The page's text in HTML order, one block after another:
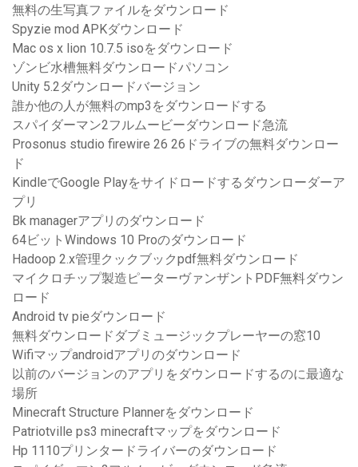
無料の生写真ファイルをダウンロード
Spyzie mod APKダウンロード
Mac os x lion 10.7.5 isoをダウンロード
ゾンビ水槽無料ダウンロードパソコン
Unity 5.2ダウンロードバージョン
誰か他の人が無料のmp3をダウンロードする
スパイダーマン2フルムービーダウンロード急流
Prosonus studio firewire 26 26ドライブの無料ダウンロー
ド
KindleでGoogle Playをサイドロードするダウンローダーア
プリ
Bk managerアプリのダウンロード
64ビットWindows 10 Proのダウンロード
Hadoop 2.x管理クックブックpdf無料ダウンロード
マイクロチップ製造ピーターヴァンザントPDF無料ダウン
ロード
Android tv pieダウンロード
無料ダウンロードダブミュージックプレーヤーの窓10
Wifiマップandroidアプリのダウンロード
以前のバージョンのアプリをダウンロードするのに最適な
場所
Minecraft Structure Plannerをダウンロード
Patriotville ps3 minecraftマップをダウンロード
Hp 1110プリンタードライバーのダウンロード